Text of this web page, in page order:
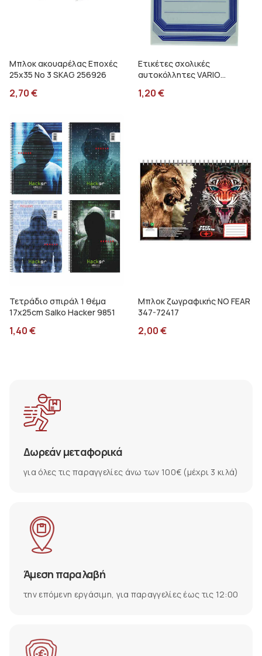
Μπλοκ ακουαρέλας Εποχές
25x35 Νο 3 SKAG 256926
2,70€
Ετικέτες σχολικές
αυτοκόλλητες VARIO
1,20€
Τετράδιο σπιράλ 1 θέμα
17x25cm Salko Hacker 9851
1,40€
Μπλοκ ζωγραφικής NO FEAR
347-72417
2,00€
Δωρεάν μεταφορικά
για όλες τις παραγγελίες άνω των 100€ (μέχρι 3 κιλά)
Άμεση παραλαβή
την επόμενη εργάσιμη, για παραγγελίες έως τις 12:00